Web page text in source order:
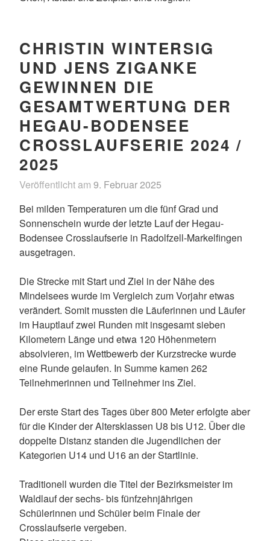
CHRISTIN WINTERSIG
UND JENS ZIGANKE
GEWINNEN DIE
GESAMTWERTUNG DER
HEGAU-BODENSEE
CROSSLAUFSERIE 2024 /
2025
Veröffentlicht am 9. Februar 2025
n
D
e
d
m
i
n
i
s
t
r
t
o
r
Bei milden Temperaturen um die fünf Grad und
Sonnenschein wurde der letzte Lauf der Hegau-
Bodensee Crosslaufserie in Radolfzell-Markelfingen
ausgetragen.
Die Strecke mit Start und Ziel in der Nähe des
Mindelsees wurde im Vergleich zum Vorjahr etwas
verändert. Somit mussten die Läuferinnen und Läufer
im Hauptlauf zwei Runden mit insgesamt sieben
Kilometern Länge und etwa 120 Höhenmetern
absolvieren, im Wettbewerb der Kurzstrecke wurde
eine Runde gelaufen. In Summe kamen 262
Teilnehmerinnen und Teilnehmer ins Ziel.
Der erste Start des Tages über 800 Meter erfolgte aber
für die Kinder der Altersklassen U8 bis U12. Über die
doppelte Distanz standen die Jugendlichen der
Kategorien U14 und U16 an der Startlinie.
Traditionell wurden die Titel der Bezirksmeister im
Waldlauf der sechs- bis fünfzehnjährigen
Schülerinnen und Schüler beim Finale der
Crosslaufserie vergeben.